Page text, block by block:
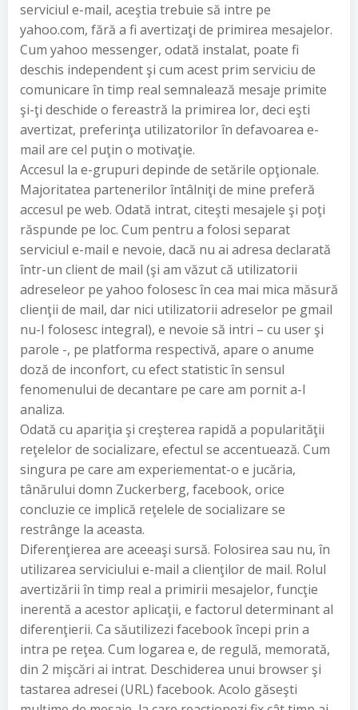
serviciul e-mail, aceştia trebuie să intre pe
yahoo.com, fără a fi avertizaţi de primirea mesajelor.
Cum yahoo messenger, odată instalat, poate fi
deschis independent şi cum acest prim serviciu de
comunicare în timp real semnalează mesaje primite
şi-ţi deschide o fereastră la primirea lor, deci eşti
avertizat, preferinţa utilizatorilor în defavoarea e-
mail are cel puţin o motivaţie.
Accesul la e-grupuri depinde de setările opţionale.
Majoritatea partenerilor întâlniţi de mine preferă
accesul pe web. Odată intrat, citeşti mesajele şi poţi
răspunde pe loc. Cum pentru a folosi separat
serviciul e-mail e nevoie, dacă nu ai adresa declarată
într-un client de mail (şi am văzut că utilizatorii
adreseleor pe yahoo folosesc în cea mai mica măsură
clienţii de mail, dar nici utilizatorii adreselor pe gmail
nu-I folosesc integral), e nevoie să intri – cu user şi
parole -, pe platforma respectivă, apare o anume
doză de inconfort, cu efect statistic în sensul
fenomenului de decantare pe care am pornit a-l
analiza.
Odată cu apariţia şi creşterea rapidă a popularităţii
reţelelor de socializare, efectul se accentuează. Cum
singura pe care am experiementat-o e jucăria,
tânărului domn Zuckerberg, facebook, orice
concluzie ce implică reţelele de socializare se
restrânge la aceasta.
Diferenţierea are aceeaşi sursă. Folosirea sau nu, în
utilizarea serviciului e-mail a clienţilor de mail. Rolul
avertizării în timp real a primirii mesajelor, funcţie
inerentă a acestor aplicaţii, e factorul determinant al
diferenţierii. Ca săutilizezi facebook începi prin a
intra pe reţea. Cum logarea e, de regulă, memorată,
din 2 mişcări ai intrat. Deschiderea unui browser şi
tastarea adresei (URL) facebook. Acolo găseşti